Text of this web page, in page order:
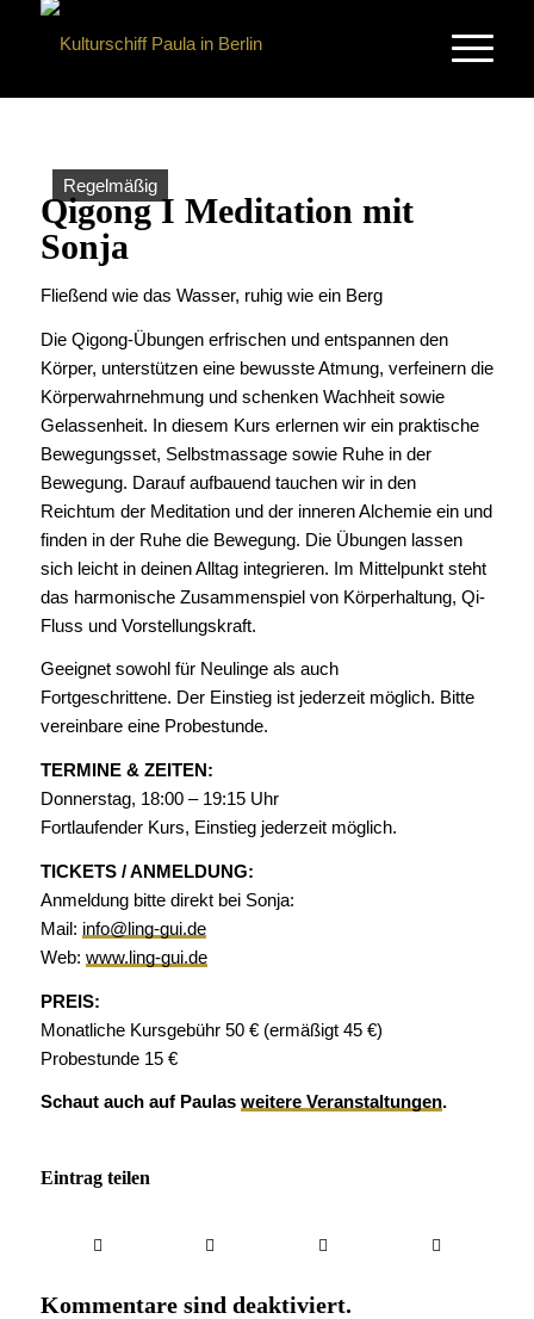
Regelmäßig
Qigong I Meditation mit
Sonja
Fließend wie das Wasser, ruhig wie ein Berg
Die Qigong-Übungen erfrischen und entspannen den
Körper, unterstützen eine bewusste Atmung, verfeinern die
Körperwahrnehmung und schenken Wachheit sowie
Gelassenheit. In diesem Kurs erlernen wir ein praktische
Bewegungsset, Selbstmassage sowie Ruhe in der
Bewegung. Darauf aufbauend tauchen wir in den
Reichtum der Meditation und der inneren Alchemie ein und
finden in der Ruhe die Bewegung. Die Übungen lassen
sich leicht in deinen Alltag integrieren. Im Mittelpunkt steht
das harmonische Zusammenspiel von Körperhaltung, Qi-
Fluss und Vorstellungskraft.
Geeignet sowohl für Neulinge als auch
Fortgeschrittene. Der Einstieg ist jederzeit möglich. Bitte
vereinbare eine Probestunde.
TERMINE & ZEITEN:
Donnerstag, 18:00 – 19:15 Uhr
Fortlaufender Kurs, Einstieg jederzeit möglich.
TICKETS / ANMELDUNG:
Anmeldung bitte direkt bei Sonja:
Mail: info@ling-gui.de
Web: www.ling-gui.de
PREIS:
Monatliche Kursgebühr 50 € (ermäßigt 45 €)
Probestunde 15 €
Schaut auch auf Paulas weitere Veranstaltungen.
Eintrag teilen
Kommentare sind deaktiviert.